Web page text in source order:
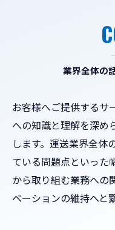
業界全体の
お客様へご提供するサ
への知識と理解を深め
します。運送業界全体
ている問題点といった
から取り組む業務への
ベーションの維持へと